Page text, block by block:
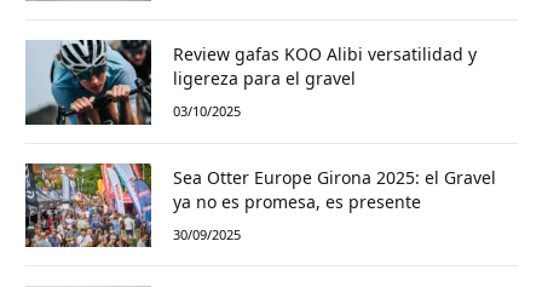
Review gafas KOO Alibi versatilidad y
ligereza para el gravel
03/10/2025
Sea Otter Europe Girona 2025: el Gravel
ya no es promesa, es presente
30/09/2025